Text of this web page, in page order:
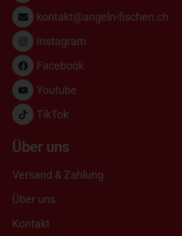
kontakt@angeln-fischen.ch
Instagram
Facebook
Youtube
TikTok
Über uns
Versand & Zahlung
Über uns
Kontakt